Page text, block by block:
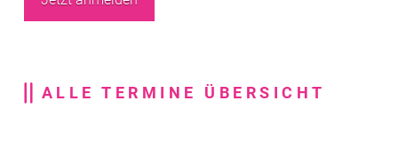
ALLE TERMINE ÜBERSICHT